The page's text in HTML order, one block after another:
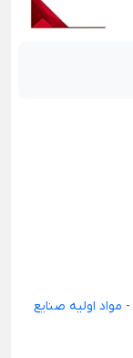
- مواد اولیه صنایع